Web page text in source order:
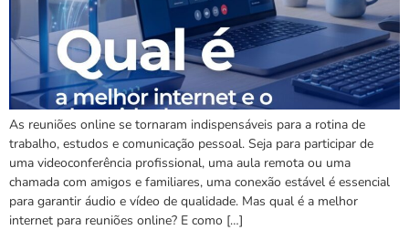
As reuniões online se tornaram indispensáveis para a rotina de
trabalho, estudos e comunicação pessoal. Seja para participar de
uma videoconferência profissional, uma aula remota ou uma
chamada com amigos e familiares, uma conexão estável é essencial
para garantir áudio e vídeo de qualidade. Mas qual é a melhor
internet para reuniões online? E como […]